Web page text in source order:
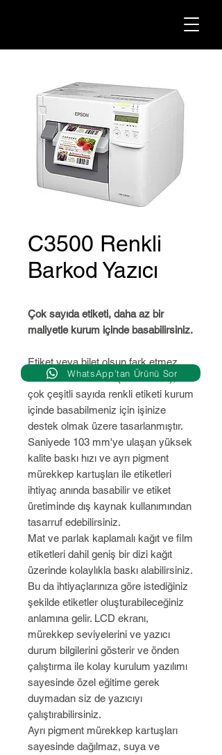
C3500 Renkli
Barkod Yazıcı
Çok sayıda etiketi, daha az bir
maliyetle kurum içinde basabilirsiniz.
Etiket veya bilet olsun fark etmez
ColorWorks C3500 (TM-C3500),
çok çeşitli sayıda renkli etiketi kurum
içinde basabilmeniz için işinize
destek olmak üzere tasarlanmıştır.
Saniyede 103 mm'ye ulaşan yüksek
kalite baskı hızı ve ayrı pigment
mürekkep kartuşları ile etiketleri
ihtiyaç anında basabilir ve etiket
üretiminde dış kaynak kullanımından
tasarruf edebilirsiniz.
Mat ve parlak kaplamalı kağıt ve film
etiketleri dahil geniş bir dizi kağıt
üzerinde kolaylıkla baskı alabilirsiniz.
Bu da ihtiyaçlarınıza göre istediğiniz
şekilde etiketler oluşturabileceğiniz
anlamına gelir. LCD ekranı,
mürekkep seviyelerini ve yazıcı
durum bilgilerini gösterir ve önden
çalıştırma ile kolay kurulum yazılımı
sayesinde özel eğitime gerek
duymadan siz de yazıcıyı
çalıştırabilirsiniz.
Ayrı pigment mürekkep kartuşları
sayesinde dağılmaz, suya ve
WhatsApp’tan Ürünü Sor